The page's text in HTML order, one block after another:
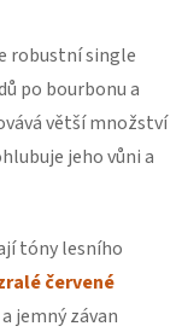
robustní single
po bourbonu a
větší množství
jeho vůni a
tóny lesního
červené
jemný závan